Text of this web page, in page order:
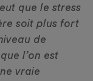
que le stress
soit plus fort
de
l’on est
vraie